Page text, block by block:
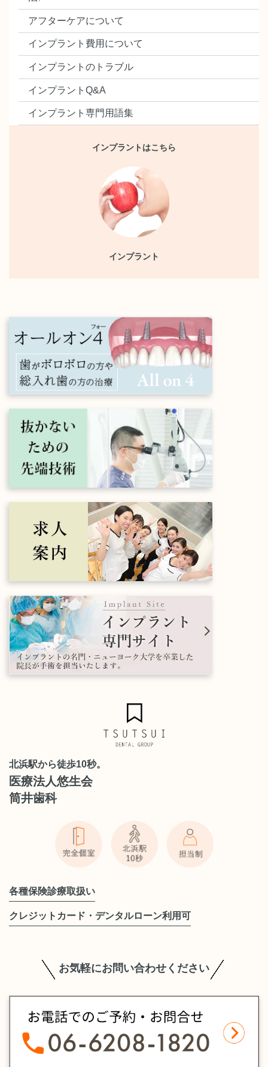
アフターケアについて
インプラント費用について
インプラントのトラブル
インプラントQ&A
インプラント専門用語集
インプラントはこちら
インプラント
北浜駅から徒歩10秒。
医療法人悠生会
筒井歯科
各種保険診療取扱い
クレジットカード・デンタルローン利用可
お気軽にお問い合わせください